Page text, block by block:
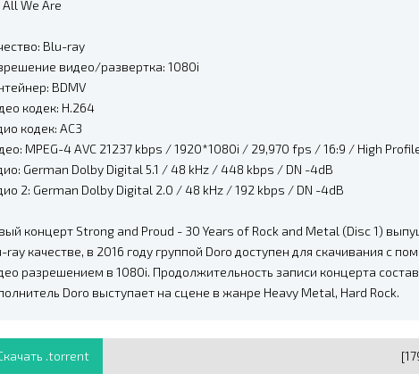
All We Are
Blu-ray
видео/развертка: 1080i
BDMV
кодек: H.264
кодек: AC3
MPEG-4 AVC 21237 kbps / 1920*1080i / 29,970 fps / 16:9 / High
German Dolby Digital 5.1 / 48 kHz / 448 kbps / DN -4dB
2: German Dolby Digital 2.0 / 48 kHz / 192 kbps / DN -4dB
концерт Strong and Proud - 30 Years of Rock and Metal (Disc 1)
ray качестве, в 2016 году группой Doro доступен для скачивания с
разрешением в 1080i. Продолжительность записи концерта
Doro выступает на сцене в жанре Heavy Metal, Hard Rock.
.torrent